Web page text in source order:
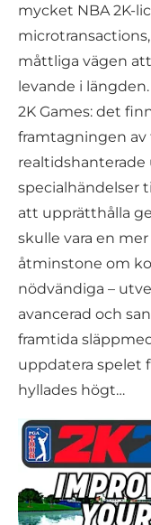
mycket NBA 2K-
måttliga vägen
levande i
2K Games: det
framtagningen av
specialhändelser
att upprätthålla
skulle vara en
åtminstone om
nödvändiga –
avancerad och
framtida
uppdatera spelet
hyllades högt…